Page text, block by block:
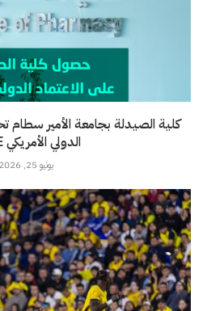
كلية الصيدلة بجامعة الأمير
الدولي الأمريكي ACPE
يونيو 25, 2026